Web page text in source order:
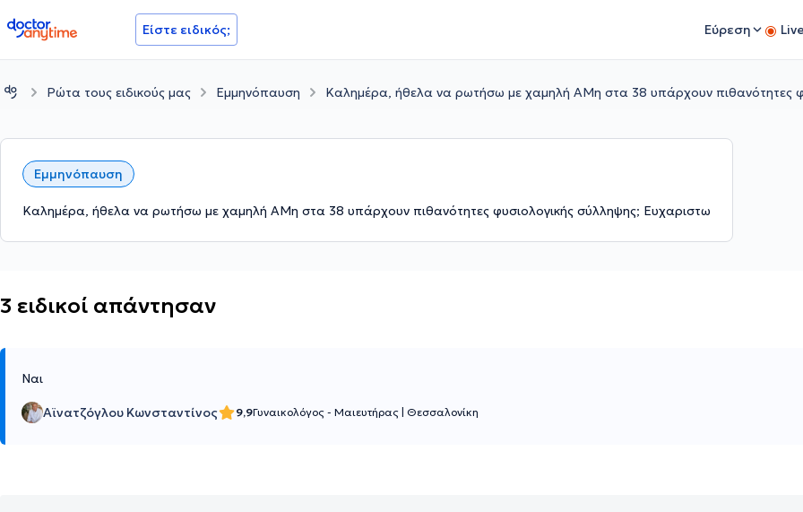
doctoranytime Είστε ειδικός; Εύρεση
Ρώτα τους ειδικούς μας Εμμηνόπαυση Καλημέρα, ήθελα να ρωτήσω με χαμηλή ΑΜη στα 38 υπάρχουν πιθανότητες
Εμμηνόπαυση
Καλημέρα, ήθελα να ρωτήσω με χαμηλή ΑΜη στα 38 υπάρχουν πιθανότητες φυσιολογικής σύλληψης; Ευχαριστω
3 ειδικοί απάντησαν
Ναι
Αϊνατζόγλου Κωνσταντίνος 9,9Γυναικολόγος - Μαιευτήρας Θεσσαλονίκη